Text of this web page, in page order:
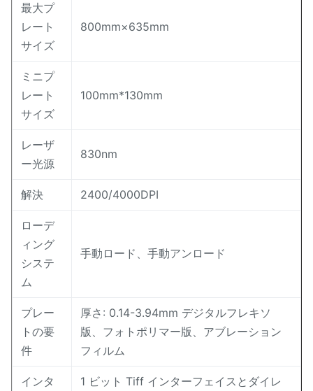
最大プ
レート
サイズ
800mm×635mm
ミニプ
レート
サイズ
100mm*130mm
レーザ
ー光源
830nm
解決 2400/4000DPI
ローデ
ィング
システ
ム
手動ロード、手動アンロード
プレー
トの要
件
厚さ: 0.14-3.94mm デジタルフレキソ
版、フォトポリマー版、アブレーション
フィルム
インタ
1 ビット Tiff インターフェイスとダイレ